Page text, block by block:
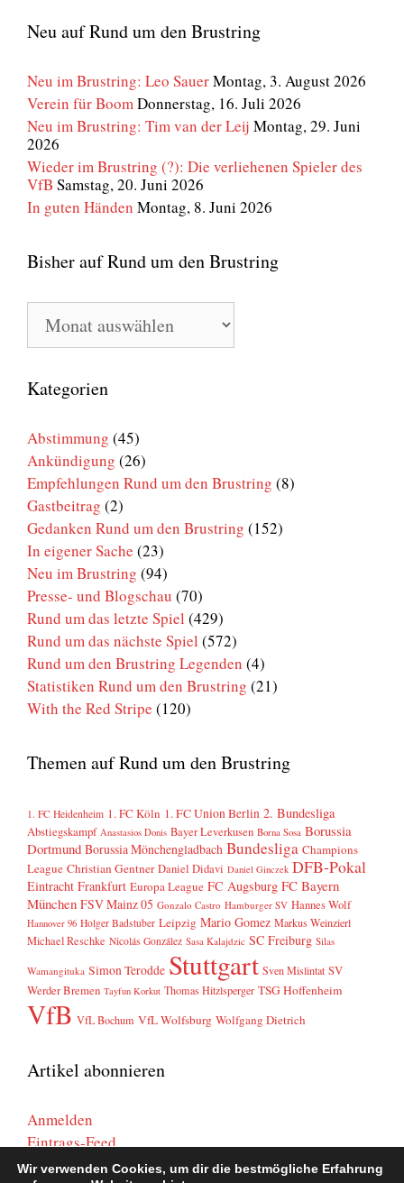
Neu auf Rund um den Brustring
Neu im Brustring: Leo SauerMontag, 3. August 2026
Verein für BoomDonnerstag, 16. Juli 2026
Neu im Brustring: Tim van der Leij Montag, 29. Juni
2026
Wieder im Brustring (?): Die verliehenen Spieler des
VfB Samstag, 20. Juni 2026
In guten Händen Montag, 8. Juni 2026
Bisher auf Rund um den Brustring
Bisher
auf
Rund
den
Brustring
Kategorien
Abstimmung (45)
Ankündigung (26)
Empfehlungen Rund um den Brustring (8)
Gastbeitrag (2)
Gedanken Rund um den Brustring (152)
In eigener Sache (23)
Neu im Brustring (94)
Presse- und Blogschau (70)
Rund um das letzte Spiel (429)
Rund um das nächste Spiel (572)
Rund um den Brustring Legenden (4)
Statistiken Rund um den Brustring (21)
With the Red Stripe (120)
Themen auf Rund um den Brustring
1. FC Heidenheim 1. FC Köln 1. FC Union Berlin 2. Bundesliga
Abstiegskampf Anastasios Donis Bayer Leverkusen Borna Sosa Borussia
Dortmund Borussia Mönchengladbach Bundesliga Champions
League Christian Gentner Daniel Didavi Daniel Ginczek DFB-Pokal
Eintracht Frankfurt Europa League FC Augsburg FC Bayern
München FSV Mainz 05 Gonzalo Castro Hamburger SV Hannes Wolf
Hannover 96 Holger Badstuber Leipzig Mario Gomez Markus Weinzierl
Michael Reschke Nicolás González Sasa Kalajdzic SC Freiburg Silas
Wamangituka Simon Terodde Stuttgart Sven Mislintat SV
Werder Bremen Tayfun Korkut Thomas Hitzlsperger TSG Hoffenheim
VfB VfL Bochum VfL Wolfsburg Wolfgang Dietrich
Artikel abonnieren
Anmelden
Eintrags-Feed
Kommentar-Feed
Wir verwenden Cookies, um dir die bestmögliche Erfahrung